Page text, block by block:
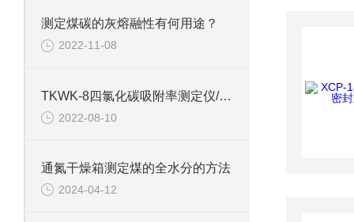
测定煤碳的灰熔融性有何用途？
2022-11-08
TKWK-8四氯化碳吸附率测定仪/微电脑综合吸附仪技术参数
2022-08-10
通氮干燥箱测定煤的全水分的方法
2024-04-12